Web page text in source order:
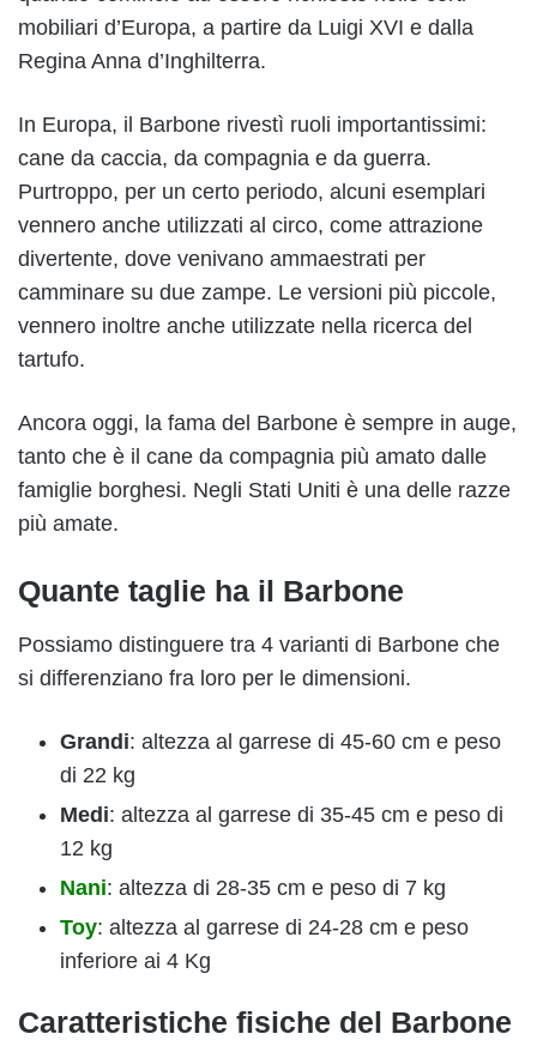
mobiliari d’Europa, a partire da Luigi XVI e dalla
Regina Anna d’Inghilterra.
In Europa, il Barbone rivestì ruoli importantissimi:
cane da caccia, da compagnia e da guerra.
Purtroppo, per un certo periodo, alcuni esemplari
vennero anche utilizzati al circo, come attrazione
divertente, dove venivano ammaestrati per
camminare su due zampe. Le versioni più piccole,
vennero inoltre anche utilizzate nella ricerca del
tartufo.
Ancora oggi, la fama del Barbone è sempre in auge,
tanto che è il cane da compagnia più amato dalle
famiglie borghesi. Negli Stati Uniti è una delle razze
più amate.
Quante taglie ha il Barbone
Possiamo distinguere tra 4 varianti di Barbone che
si differenziano fra loro per le dimensioni.
Grandi: altezza al garrese di 45-60 cm e peso
di 22 kg
Medi: altezza al garrese di 35-45 cm e peso di
12 kg
Nani: altezza di 28-35 cm e peso di 7 kg
Toy: altezza al garrese di 24-28 cm e peso
inferiore ai 4 Kg
Caratteristiche fisiche del Barbone